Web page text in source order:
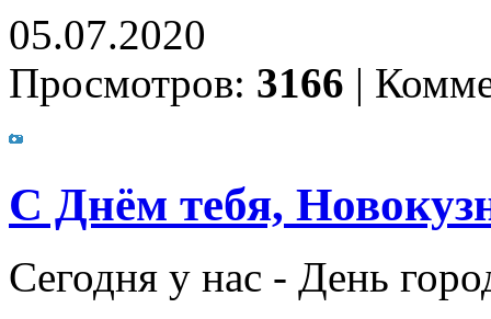
05.07.2020
Просмотров: 3166 |
С Днём тебя,
Сегодня у нас - День